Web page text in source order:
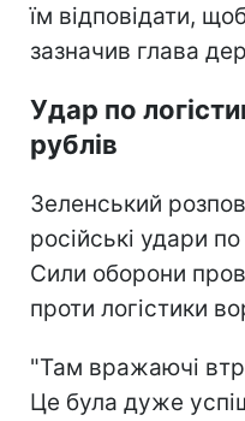
їм відповідати,
зазначив глава
Удар по
рублів
Зеленський
російські удари по
Сили оборони
проти логістики
"Там вражаючі
Це була дуже